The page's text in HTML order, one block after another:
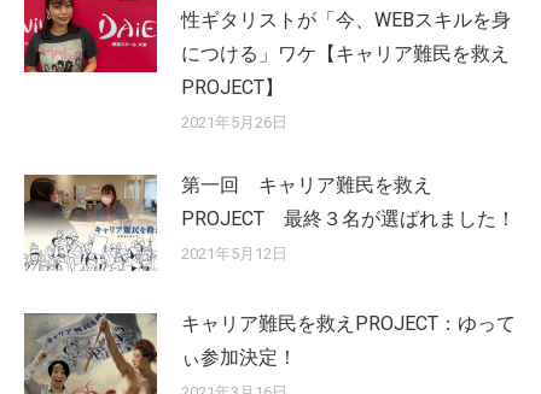
性ギタリストが「今、WEBスキルを身
につける」ワケ【キャリア難民を救え
PROJECT】
2021年5月26日
第一回 キャリア難民を救え
PROJECT 最終３名が選ばれました！
2021年5月12日
キャリア難民を救えPROJECT：ゆって
ぃ参加決定！